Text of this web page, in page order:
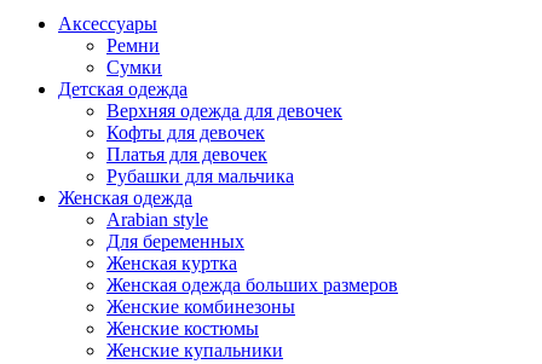
Аксессуары
Ремни
Сумки
Детская одежда
Верхняя одежда для девочек
Кофты для девочек
Платья для девочек
Рубашки для мальчика
Женская одежда
Arabian style
Для беременных
Женская куртка
Женская одежда больших размеров
Женские комбинезоны
Женские костюмы
Женские купальники